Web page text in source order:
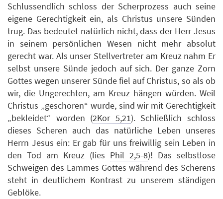
Schlussendlich schloss der Scherprozess auch seine
eigene Gerechtigkeit ein, als Christus unsere Sünden
trug. Das bedeutet natürlich nicht, dass der Herr Jesus
in seinem persönlichen Wesen nicht mehr absolut
gerecht war. Als unser Stellvertreter am Kreuz nahm Er
selbst unsere Sünde jedoch auf sich. Der ganze Zorn
Gottes wegen unserer Sünde fiel auf Christus, so als ob
wir, die Ungerechten, am Kreuz hängen würden. Weil
Christus „geschoren“ wurde, sind wir mit Gerechtigkeit
„bekleidet“ worden (2Kor 5,21). Schließlich schloss
dieses Scheren auch das natürliche Leben unseres
Herrn Jesus ein: Er gab für uns freiwillig sein Leben in
den Tod am Kreuz (lies Phil 2,5-8)! Das selbstlose
Schweigen des Lammes Gottes während des Scherens
steht in deutlichem Kontrast zu unserem ständigen
Geblöke.